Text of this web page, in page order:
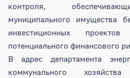
контроля,
муниципального имущества
инвестиционных
потенциального финансового
В адрес департамента
коммунального